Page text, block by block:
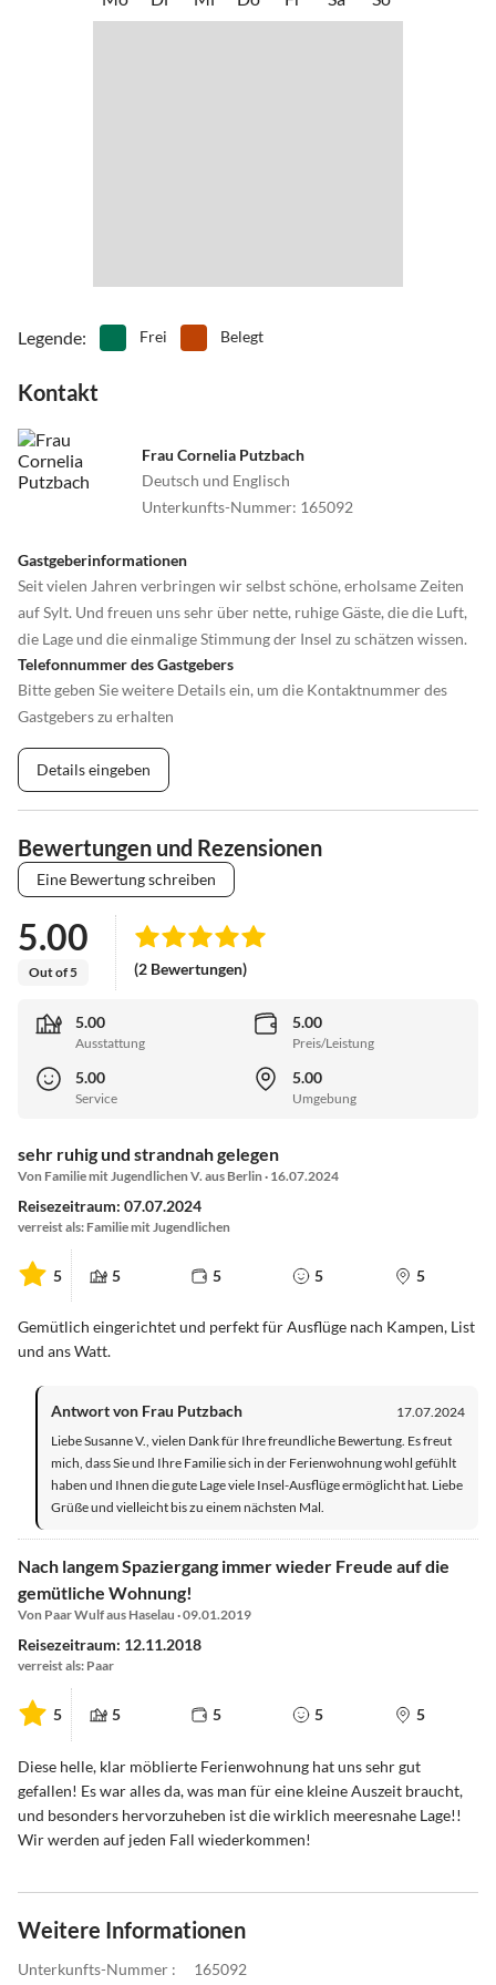
Legende: Frei Belegt
Kontakt
Frau Cornelia Putzbach
Deutsch und Englisch
Unterkunfts-Nummer: 165092
Gastgeberinformationen
Seit vielen Jahren verbringen wir selbst schöne, erholsame Zeiten
auf Sylt. Und freuen uns sehr über nette, ruhige Gäste, die die Luft,
die Lage und die einmalige Stimmung der Insel zu schätzen wissen.
Telefonnummer des Gastgebers
Bitte geben Sie weitere Details ein, um die Kontaktnummer des
Gastgebers zu erhalten
Details eingeben
Bewertungen und Rezensionen
Eine Bewertung schreiben
5.00
Out of 5 (2 Bewertungen)
5.00
Ausstattung
5.00
Preis/Leistung
5.00
Service
5.00
Umgebung
sehr ruhig und strandnah gelegen
Von Familie mit Jugendlichen V. aus Berlin · 16.07.2024
Reisezeitraum: 07.07.2024
verreist als: Familie mit Jugendlichen
5 5 5 5 5
Gemütlich eingerichtet und perfekt für Ausflüge nach Kampen, List
und ans Watt.
Antwort von Frau Putzbach
17.07.2024
Liebe Susanne V., vielen Dank für Ihre freundliche Bewertung. Es freut
mich, dass Sie und Ihre Familie sich in der Ferienwohnung wohl gefühlt
haben und Ihnen die gute Lage viele Insel-Ausflüge ermöglicht hat. Liebe
Grüße und vielleicht bis zu einem nächsten Mal.
Nach langem Spaziergang immer wieder Freude auf die
gemütliche Wohnung!
Von Paar Wulf aus Haselau · 09.01.2019
Reisezeitraum: 12.11.2018
verreist als: Paar
5 5 5 5 5
Diese helle, klar möblierte Ferienwohnung hat uns sehr gut
gefallen! Es war alles da, was man für eine kleine Auszeit braucht,
und besonders hervorzuheben ist die wirklich meeresnahe Lage!!
Wir werden auf jeden Fall wiederkommen!
Weitere Informationen
Unterkunfts-Nummer : 165092